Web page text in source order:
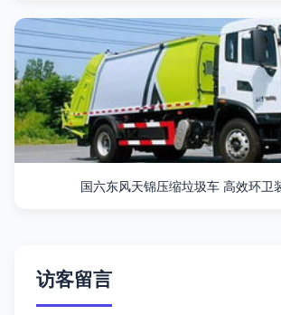
国六东风天锦压缩垃圾车 高效环卫
访客留言